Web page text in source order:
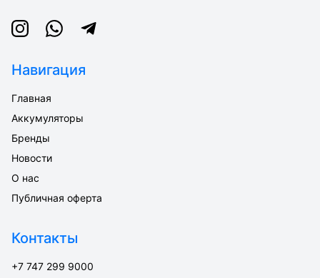
InstagramWhatsappTelegram
Навигация
Главная
Аккумуляторы
Бренды
Новости
О нас
Публичная оферта
Контакты
+7 747 299 9000